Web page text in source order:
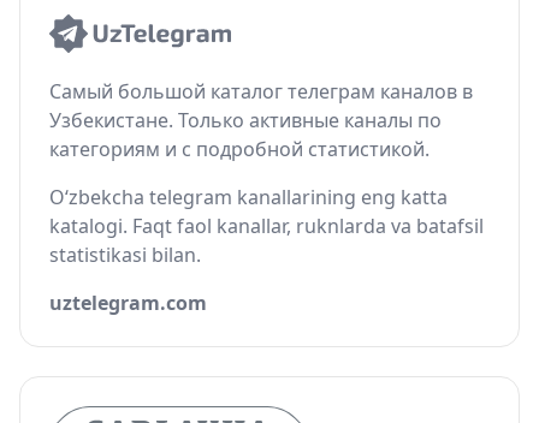
Самый большой каталог телеграм каналов в
Узбекистане. Только активные каналы по
категориям и с подробной статистикой.
O‘zbekcha telegram kanallarining eng katta
katalogi. Faqt faol kanallar, ruknlarda va batafsil
statistikasi bilan.
uztelegram.com